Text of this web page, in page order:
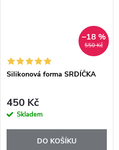
550 Kč
–18 %
Silikonová forma SRDÍČKA
450 Kč
Skladem
DO KOŠÍKU